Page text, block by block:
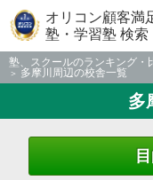
オリコン顧客満
塾・学習塾 検索
塾、スクールのランキング・
多摩川周辺の校舎一覧
多